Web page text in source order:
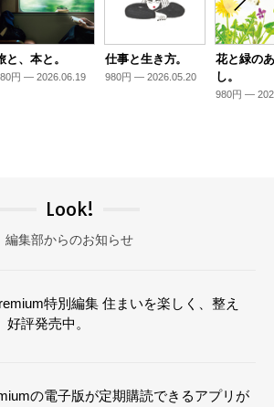
と、本と。
円 — 2026.06.19
仕事と生き方。
980円 — 2026.05.20
花と緑の
し。
980円 —
Look!
編集部からのお知らせ
特別編集 住まいを楽しく、整え
好評発売中。
の電子版が定期購読できるアプリが